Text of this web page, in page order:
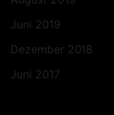
Juni 2019
Dezember 2018
Juni 2017